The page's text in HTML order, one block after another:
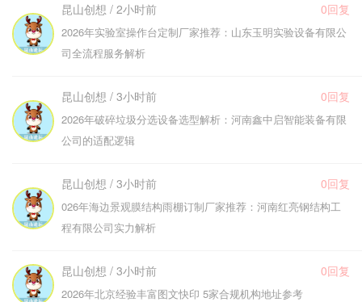
昆山创想 / 2小时前 0回复
2026年实验室操作台定制厂家推荐：山东玉明实验设备有限公
司全流程服务解析
昆山创想 / 3小时前 0回复
2026年破碎垃圾分选设备选型解析：河南鑫中启智能装备有限
公司的适配逻辑
昆山创想 / 3小时前 0回复
026年海边景观膜结构雨棚订制厂家推荐：河南红亮钢结构工
程有限公司实力解析
昆山创想 / 3小时前 0回复
2026年北京经验丰富图文快印 5家合规机构地址参考